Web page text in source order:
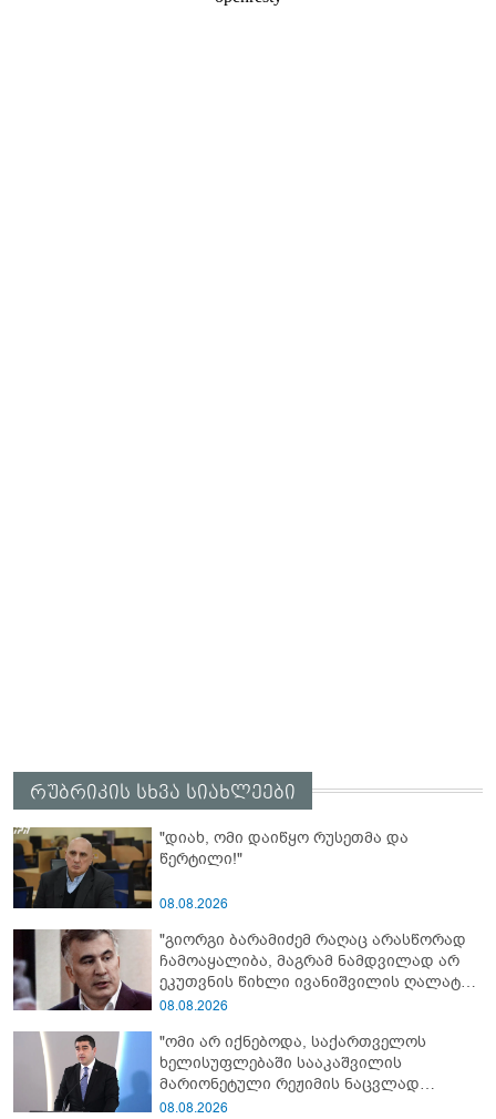
რუბრიკის სხვა სიახლეები
"დიახ, ომი დაიწყო რუსეთმა და
წერტილი!"
08.08.2026
"გიორგი ბარამიძემ რაღაც არასწორად
ჩამოაყალიბა, მაგრამ ნამდვილად არ
ეკუთვნის წიხლი ივანიშვილის ღალატზე
დაფუძნებული დიქტატურის
მსმენია ქართველების მიერ ტყვეების
დახვრეტაზე"
08.08.2026
"ომი არ იქნებოდა, საქართველოს
ხელისუფლებაში სააკაშვილის
მარიონეტული რეჟიმის ნაცვლად
„ქართული ოცნების“ მსგავსი
08.08.2026